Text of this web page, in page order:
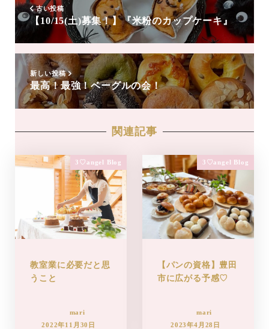
加
古い投稿
【10/15(土)募集！】『米粉のカップケーキ』
新しい投稿
最高！最強！ベーグルの会！
関連記事
3♡angel Blog
教室業に必要だと思
うこと
mari
2022年11月30日
3♡angel Blog
【パンの資格】豊田
市に広がる予感♡
mari
2023年4月28日